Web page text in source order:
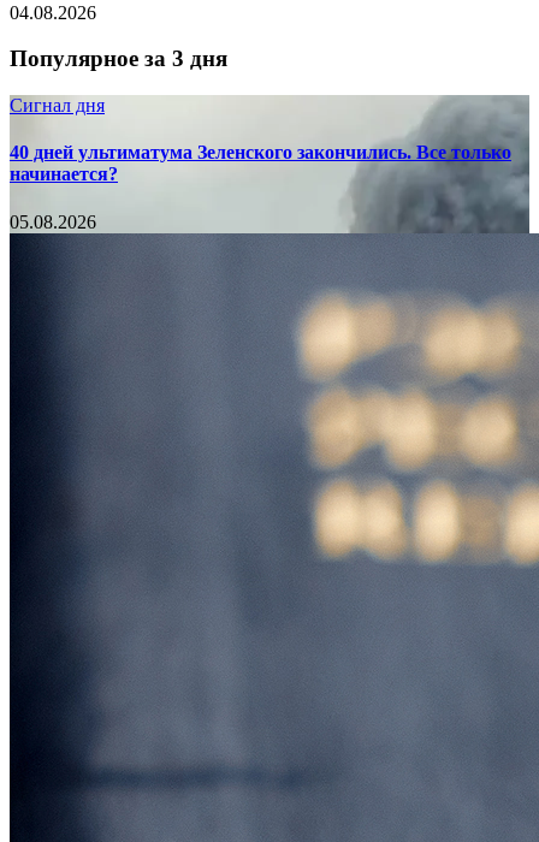
04.08.2026
Популярное за 3 дня
Сигнал дня
40 дней ультиматума Зеленского закончились. Все только
начинается?
05.08.2026